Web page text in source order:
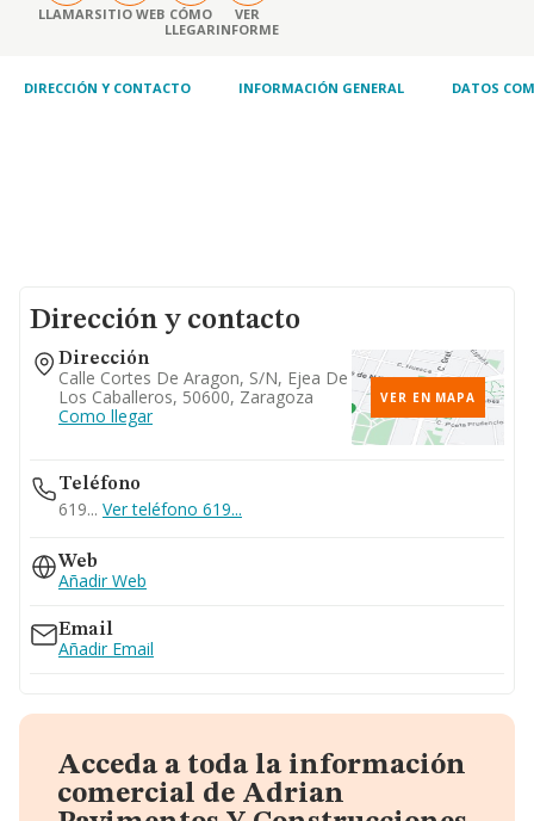
LLAMARSITIO WEB CÓMO
LLEGAR
VER
INFORME
DIRECCIÓN Y CONTACTO INFORMACIÓN GENERAL DATOS
Dirección y contacto
Dirección
Calle Cortes De Aragon, S/n, Ejea De
Los Caballeros, 50600, Zaragoza
Como llegar
VER EN MAPA
Teléfono
619... Ver teléfono 619...
Web
Añadir Web
Email
Añadir Email
Acceda a toda la información
comercial de Adrian